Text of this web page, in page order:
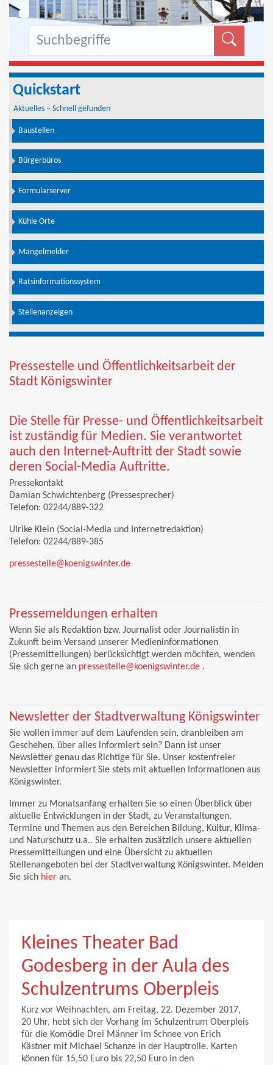
Quickstart
Aktuelles – Schnell gefunden
Baustellen
Bürgerbüros
Formularserver
Kühle Orte
Mängelmelder
Ratsinformationssystem
Stellenanzeigen
Pressestelle und Öffentlichkeitsarbeit der
Stadt Königswinter
Die Stelle für Presse- und Öffentlichkeitsarbeit
ist zuständig für Medien. Sie verantwortet
auch den Internet-Auftritt der Stadt sowie
deren Social-Media Auftritte.
Pressekontakt
Damian Schwichtenberg (Pressesprecher)
Telefon: 02244/889-322
Ulrike Klein (Social-Media und Internetredaktion)
Telefon: 02244/889-385
pressestelle@koenigswinter.de
Pressemeldungen erhalten
Wenn Sie als Redaktion bzw. Journalist oder Journalistin in
Zukunft beim Versand unserer Medieninformationen
(Pressemitteilungen) berücksichtigt werden möchten, wenden
Sie sich gerne an pressestelle@koenigswinter.de .
Newsletter der Stadtverwaltung Königswinter
Sie wollen immer auf dem Laufenden sein, dranbleiben am
Geschehen, über alles informiert sein? Dann ist unser
Newsletter genau das Richtige für Sie. Unser kostenfreier
Newsletter informiert Sie stets mit aktuellen Informationen aus
Königswinter.
Immer zu Monatsanfang erhalten Sie so einen Überblick über
aktuelle Entwicklungen in der Stadt, zu Veranstaltungen,
Termine und Themen aus den Bereichen Bildung, Kultur, Klima-
und Naturschutz u.a.. Sie erhalten zusätzlich unsere aktuellen
Pressemitteilungen und eine Übersicht zu aktuellen
Stellenangeboten bei der Stadtverwaltung Königswinter. Melden
Sie sich hier an.
Kleines Theater Bad
Godesberg in der Aula des
Schulzentrums Oberpleis
Kurz vor Weihnachten, am Freitag, 22. Dezember 2017,
20 Uhr, hebt sich der Vorhang im Schulzentrum Oberpleis
für die Komödie Drei Männer im Schnee von Erich
Kästner mit Michael Schanze in der Hauptrolle. Karten
können für 15,50 Euro bis 22,50 Euro in den